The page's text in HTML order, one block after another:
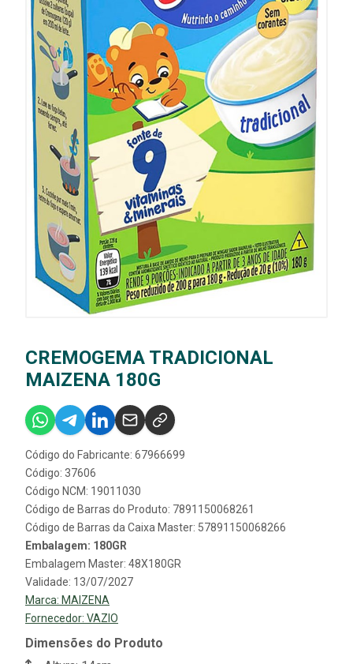
CREMOGEMA TRADICIONAL
MAIZENA 180G
Código do Fabricante: 67966699
Código: 37606
Código NCM: 19011030
Código de Barras do Produto: 7891150068261
Código de Barras da Caixa Master: 57891150068266
Embalagem: 180GR
Embalagem Master: 48X180GR
Validade: 13/07/2027
Marca: MAIZENA
Fornecedor: VAZIO
Dimensões do Produto